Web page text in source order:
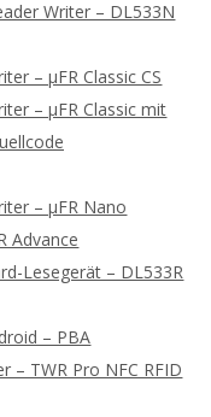
Writer – DL533N
– μFR Classic CS
– μFR Classic mit
– μFR Nano
Advance
Lesegerät – DL533R
– PBA
– TWR Pro NFC RFID